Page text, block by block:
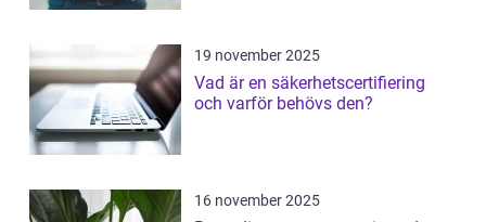
19 november 2025
Vad är en säkerhetscertifiering
och varför behövs den?
16 november 2025